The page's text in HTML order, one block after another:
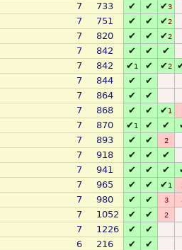
7 733 ✔ ✔ ✔3
7 751 ✔ ✔ ✔2
7 820 ✔ ✔ ✔2
7 842 ✔ ✔
✔
7 842 ✔1 ✔ ✔2
7 844 ✔
✔
7 864 ✔
✔
7 868 ✔ ✔ ✔1
7 870 ✔1 ✔ ✔
7 893 ✔ ✔ 2
7 918 ✔ ✔
✔
7 941 ✔ ✔ ✔
7 965 ✔ ✔ ✔1
7 980 ✔ ✔ 3
7 1052 ✔ ✔ 2
7 1226 ✔
✔
6 216 ✔
✔